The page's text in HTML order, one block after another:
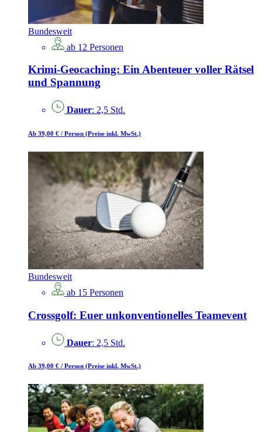
Bundesweit
ab 12 Personen
Krimi-Geocaching: Ein Abenteuer voller Rätsel
und Spannung
Dauer: 2,5 Std.
Ab 39,00 € / Person (Preise inkl. MwSt.)
Bundesweit
ab 15 Personen
Crossgolf: Euer unkonventionelles Teamevent
Dauer: 2,5 Std.
Ab 39,00 € / Person (Preise inkl. MwSt.)